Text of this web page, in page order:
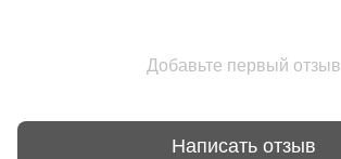
Добавьте первый отзыв
Написать отзыв